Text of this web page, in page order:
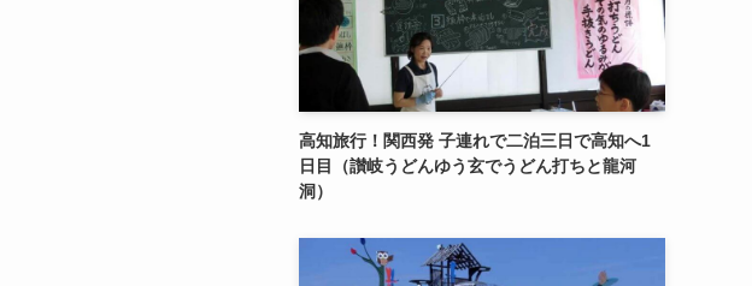
高知旅行！関西発 子連れで二泊三日で高知へ1
日目（讃岐うどんゆう玄でうどん打ちと龍河
洞）